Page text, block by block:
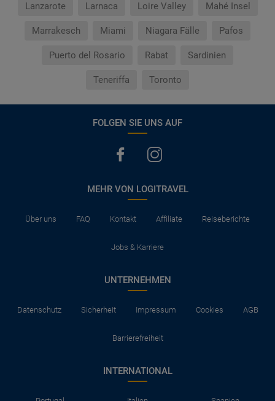
Lanzarote Larnaca Loire Valley Mahé Insel
Marrakesch Miami Niagara Fälle Pafos
Puerto del Rosario Rabat Sardinien
Teneriffa Toronto
FOLGEN SIE UNS AUF
MEHR VON LOGITRAVEL
Über uns FAQ Kontakt Affiliate Reiseberichte
Jobs & Karriere
UNTERNEHMEN
Datenschutz Sicherheit Impressum Cookies AGB
Barrierefreiheit
INTERNATIONAL